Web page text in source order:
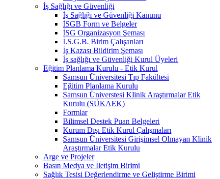
İş Sağlığı ve Güvenliği
İş Sağlığı ve Güvenliği Kanunu
İSGB Form ve Belgeler
İSG Organizasyon Şeması
İ.S.G.B. Birim Çalışanları
İş Kazası Bildirim Şeması
İş sağlığı ve Güvenliği Kurul Üyeleri
Eğitim Planlama Kurulu - Etik Kurul
Samsun Üniversitesi Tıp Fakültesi
Eğitim Planlama Kurulu
Samsun Üniverstesi Klinik Araştırmalar Etik
Kurulu (SÜKAEK)
Formlar
Bilimsel Destek Puan Belgeleri
Kurum Dışı Etik Kurul Çalışmaları
Samsun Üniversitesi Girişimsel Olmayan Klinik
Araştırmalar Etik Kurulu
Arge ve Projeler
Basın Medya ve İletişim Birimi
Sağlık Tesisi Değerlendirme ve Geliştirme Birimi